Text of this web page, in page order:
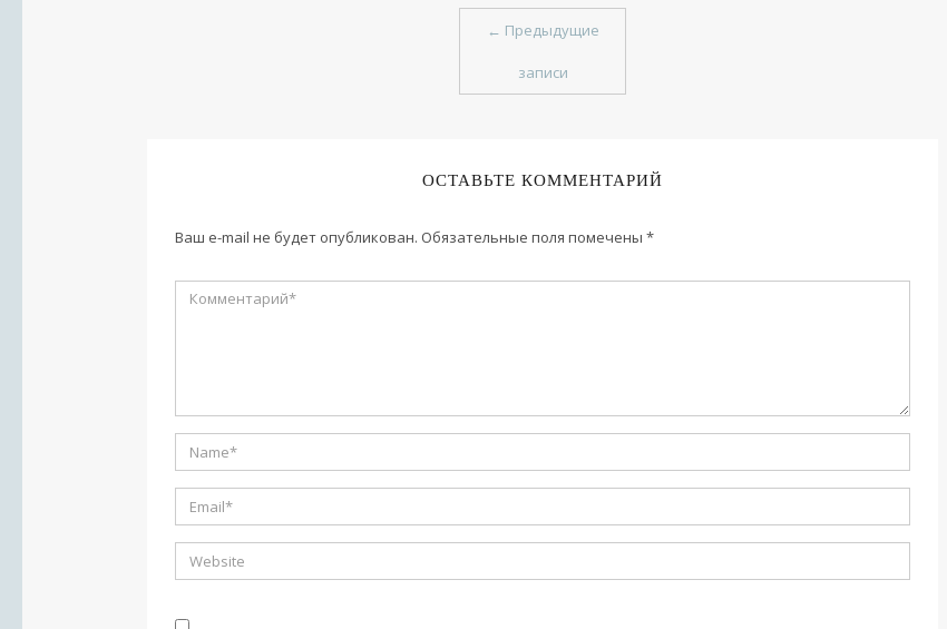
← Предыдущие
записи
ОСТАВЬТЕ КОММЕНТАРИЙ
Ваш e-mail не будет опубликован. Обязательные поля помечены *